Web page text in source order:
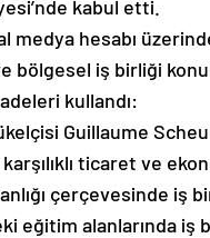
kabul etti.
medya hesabı
bölgesel iş birliği
kullandı:
Guillaume
ticaret ve
çerçevesinde iş
eğitim alanlarında